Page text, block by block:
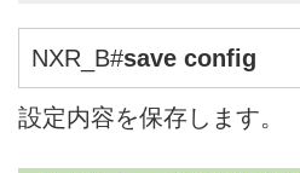
NXR_B#save config
設定内容を保存します。